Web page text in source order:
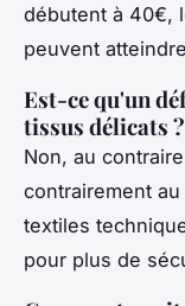
débutent à 40€,
peuvent
Est-ce qu'un
tissus délicats ?
Non, au
contrairement
textiles
pour plus de